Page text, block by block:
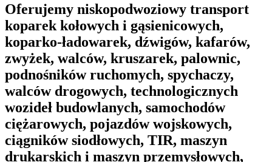
Oferujemy niskopodwoziowy transport
koparek kołowych i gąsienicowych,
koparko-ładowarek, dźwigów, kafarów,
zwyżek, walców, kruszarek, palownic,
podnośników ruchomych, spychaczy,
walców drogowych, technologicznych
wozideł budowlanych, samochodów
ciężarowych, pojazdów wojskowych,
ciągników siodłowych, TIR, maszyn
drukarskich i maszyn przemysłowych,